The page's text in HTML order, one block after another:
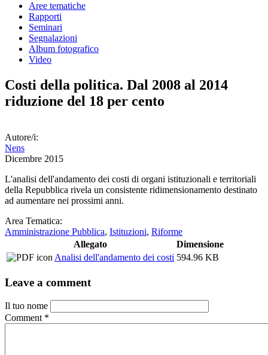
Aree tematiche
Rapporti
Seminari
Segnalazioni
Album fotografico
Video
Costi della politica. Dal 2008 al 2014
riduzione del 18 per cento
Autore/i:
Nens
Dicembre 2015
L'analisi dell'andamento dei costi di organi istituzionali e territoriali
della Repubblica rivela un consistente ridimensionamento destinato
ad aumentare nei prossimi anni.
Area Tematica:
Amministrazione Pubblica, Istituzioni, Riforme
Allegato
Dimensione
Analisi dell'andamento dei costi 594.96 KB
Leave a comment
Il tuo nome
Comment *